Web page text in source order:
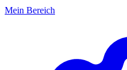
Mein Bereich